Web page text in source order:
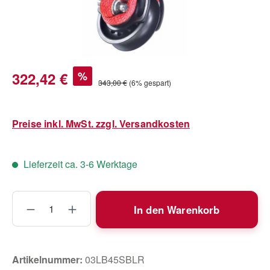
Verkaufspreis:
322,42 € % Regulärer Preis:
343,00 € (6% gespart)
Preise inkl. MwSt. zzgl. Versandkosten
Lieferzeit ca. 3-6 Werktage
Produkt Anzahl: Gib den gewünschten
In den Warenkorb
Artikelnummer: 03LB45SBLR